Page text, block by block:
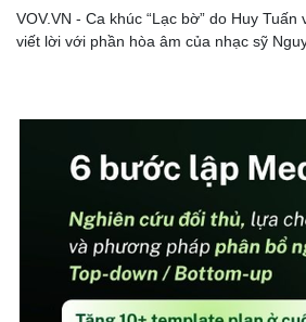
VOV.VN - Ca khúc “Lạc bờ” do Huy Tuấn
viết lời với phần hòa âm của nhạc sỹ